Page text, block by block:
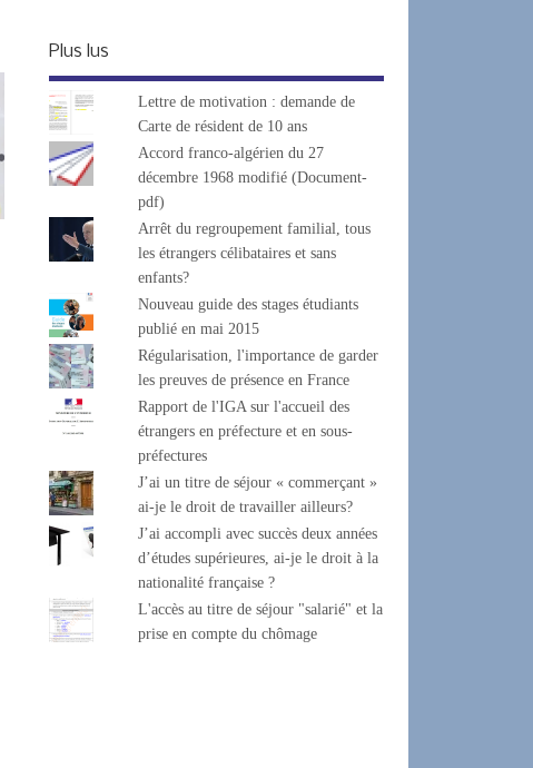
Plus lus
Lettre de motivation : demande de
Carte de résident de 10 ans
Accord franco-algérien du 27
décembre 1968 modifié (Document-
pdf)
Arrêt du regroupement familial, tous
les étrangers célibataires et sans
enfants?
Nouveau guide des stages étudiants
publié en mai 2015
Régularisation, l'importance de garder
les preuves de présence en France
Rapport de l'IGA sur l'accueil des
étrangers en préfecture et en sous-
préfectures
J’ai un titre de séjour « commerçant »
ai-je le droit de travailler ailleurs?
J’ai accompli avec succès deux années
d’études supérieures, ai-je le droit à la
nationalité française ?
L'accès au titre de séjour "salarié" et la
prise en compte du chômage